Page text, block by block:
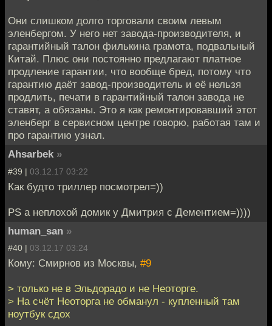
Они слишком долго торговали своим левым
эленбергом. У него нет завода-производителя, и
гарантийный талон филькина грамота, подвальный
Китай. Плюс они постоянно предлагают платное
продление гарантии, что вообще бред, потому что
гарантию даёт завод-производитель и её нельзя
продлить, печати в гарантийный талон завода не
ставят, а обязаны. Это я как ремонтировавший этот
эленберг в сервисном центре говорю, работая там и
про гарантию узнал.
Ahsarbek »
#39 | 03.12.17 03:22
Как будто триллер посмотрел=))
PS а неплохой домик у Дмитрия с Дементием=))))
human_san »
#40 | 03.12.17 03:24
Кому: Смирнов из Москвы, #9
> только не в Эльдорадо и не Неоторге.
> На счёт Неоторга не обманул - купленный там
ноутбук сдох